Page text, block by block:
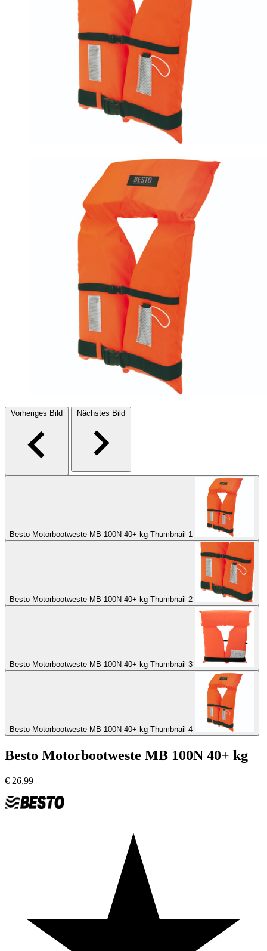
Vorheriges Bild Nächstes Bild
Besto Motorbootweste MB 100N 40+ kg Thumbnail 1
Besto Motorbootweste MB 100N 40+ kg Thumbnail 2
Besto Motorbootweste MB 100N 40+ kg Thumbnail 3
Besto Motorbootweste MB 100N 40+ kg Thumbnail 4
Besto Motorbootweste MB 100N 40+ kg
€ 26,99